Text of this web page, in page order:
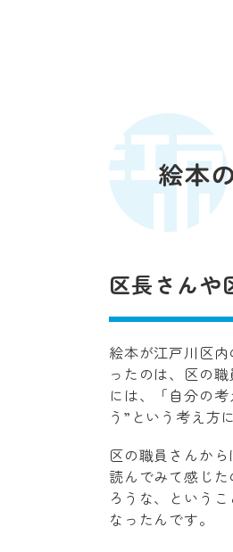
絵本
区長さんや
絵本が江戸川区
ったのは、区の
には、「自分の
う”という考え方
区の職員さんか
読んでみて感じ
ろうな、という
なったんです。